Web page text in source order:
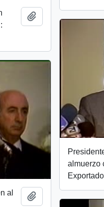
Add to clipboard
almuerzo
al
Add to clipboard